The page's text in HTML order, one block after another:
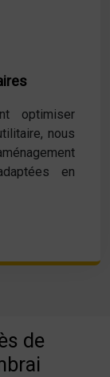
optimiser
nous
en
de